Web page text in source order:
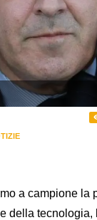
a campione la
della